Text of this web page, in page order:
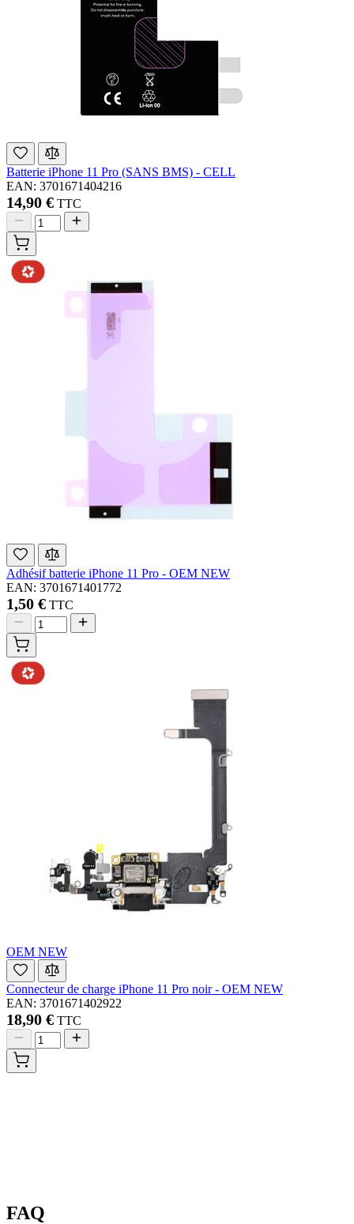
Batterie iPhone 11 Pro (SANS BMS) - CELL
EAN: 3701671404216
14,90 € TTC
Adhésif batterie iPhone 11 Pro - OEM NEW
EAN: 3701671401772
1,50 € TTC
OEM NEW
Connecteur de charge iPhone 11 Pro noir - OEM NEW
EAN: 3701671402922
18,90 € TTC
FAQ